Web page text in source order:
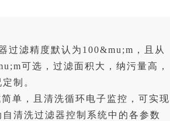
过滤精度默认为100&mu;m，且从
可选，过滤面积大，纳污量高，
制。
单，且清洗循环电子监控，可实现
清洗过滤器控制系统中的各参数